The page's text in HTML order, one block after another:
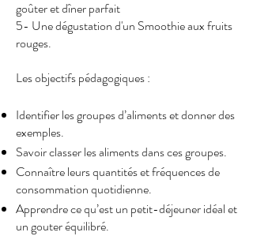
goûter et dîner parfait
5- Une dégustation d'un Smoothie aux fruits
rouges.
Les objectifs pédagogiques :
Identifier les groupes d’aliments et donner des
exemples.
Savoir classer les aliments dans ces groupes.
Connaître leurs quantités et fréquences de
consommation quotidienne.
Apprendre ce qu’est un petit-déjeuner idéal et
un gouter équilibré.